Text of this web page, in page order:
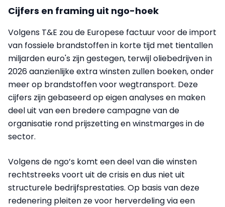
Cijfers en framing uit ngo-hoek
Volgens T&E zou de Europese factuur voor de import
van fossiele brandstoffen in korte tijd met tientallen
miljarden euro's zijn gestegen, terwijl oliebedrijven in
2026 aanzienlijke extra winsten zullen boeken, onder
meer op brandstoffen voor wegtransport. Deze
cijfers zijn gebaseerd op eigen analyses en maken
deel uit van een bredere campagne van de
organisatie rond prijszetting en winstmarges in de
sector.
Volgens de ngo’s komt een deel van die winsten
rechtstreeks voort uit de crisis en dus niet uit
structurele bedrijfsprestaties. Op basis van deze
redenering pleiten ze voor herverdeling via een